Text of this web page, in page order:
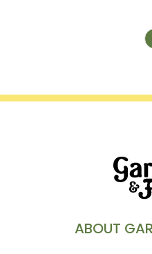
นรเศรษฐ ซึ่งต่อมามีการแบ่ง
ของสถานที่สำคัญต่าง ๆ มาก
เป็นสถานออกกำลังกายและแข่
ตัดถนนเพลินจิต หรือ ถนนเพ
พระเจ้าบรมวงศ์เธอ พระองค์
ประพันธ์พงศ์ ถนนสายนี้เป็นถ
เหล่าขุนนางและคหบดีจึงเริ่มเ
ABOUT